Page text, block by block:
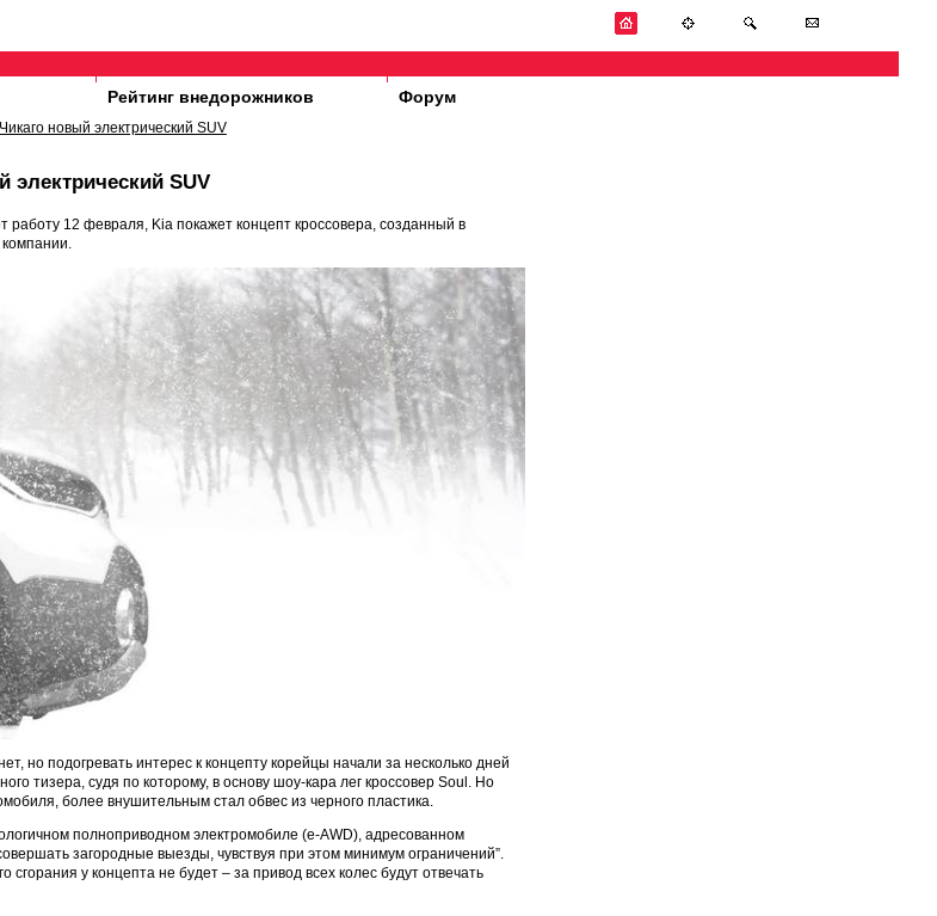
Рейтинг внедорожников Форум
новый электрический SUV
электрический SUV
работу 12 февраля, Kia покажет концепт кроссовера, созданный в
но подогревать интерес к концепту корейцы начали за несколько дней
тизера, судя по которому, в основу шоу-кара лег кроссовер Soul. Но
более внушительным стал обвес из черного пластика.
полноприводном электромобиле (e-AWD), адресованном
загородные выезды, чувствуя при этом минимум ограничений”.
сгорания у концепта не будет – за привод всех колес будут отвечать